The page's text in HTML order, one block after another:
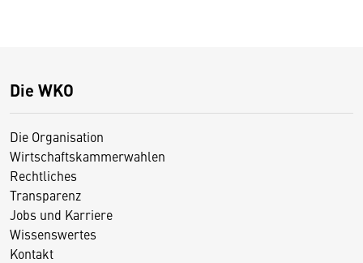
Die WKO
Die Organisation
Wirtschaftskammerwahlen
Rechtliches
Transparenz
Jobs und Karriere
Wissenswertes
Kontakt